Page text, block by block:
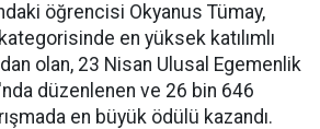
öğrencisi Okyanus Tümay,
en yüksek katılımlı
olan, 23 Nisan Ulusal Egemenlik
düzenlenen ve 26 bin 646
en büyük ödülü kazandı.